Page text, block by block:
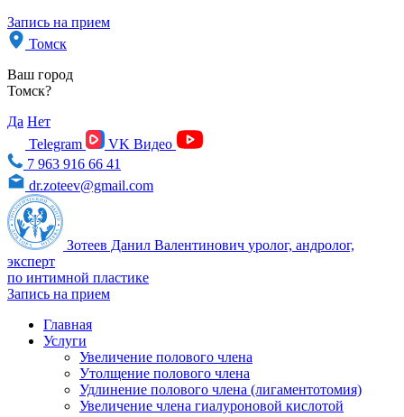
Запись на прием
Томск
Ваш город
Томск?
Да Нет
Telegram
VK Видео
7 963 916 66 41
dr.zoteev@gmail.com
Зотеев Данил Валентинович уролог, андролог,
эксперт
по интимной пластике
Запись на прием
Главная
Услуги
Увеличение полового члена
Утолщение полового члена
Удлинение полового члена (лигаментотомия)
Увеличение члена гиалуроновой кислотой